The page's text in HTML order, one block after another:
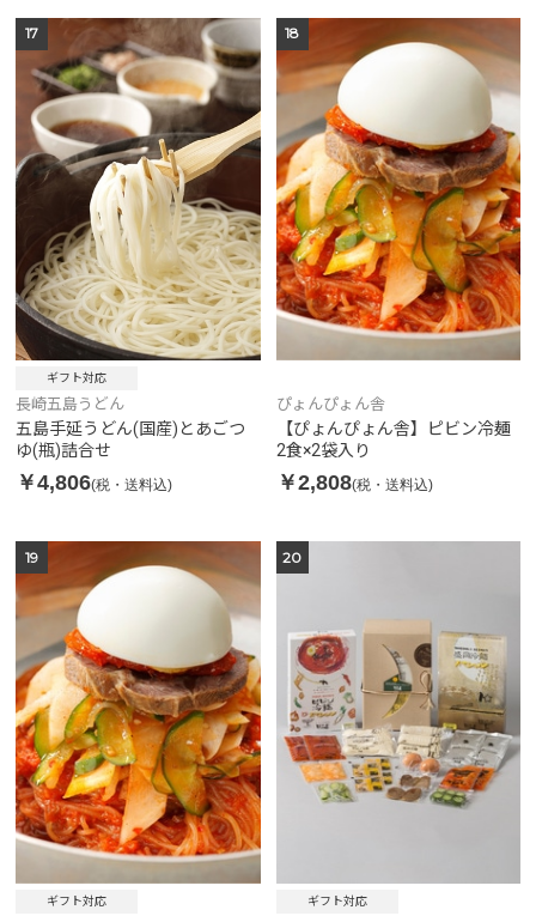
17
ギフト対応
長崎五島うどん
五島手延うどん(国産)とあごつ
ゆ(瓶)詰合せ
￥4,806(税・送料込)
18
ぴょんぴょん舎
【ぴょんぴょん舎】ピビン冷麺
2食×2袋入り
￥2,808(税・送料込)
19
ギフト対応
20
ギフト対応